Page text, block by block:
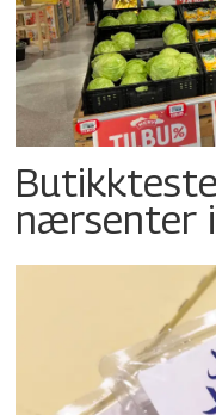
nærsenter